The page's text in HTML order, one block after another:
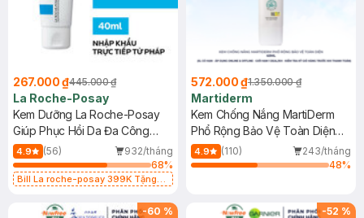
267.000 ₫445.000 ₫
La Roche-Posay
Kem Dưỡng La Roche-Posay
Giúp Phục Hồi Da Đa Công
Dụng 40ml
4.9 (56)
932/tháng
68%
Bill La roche-posay 399K Tặng
(SL có hạn)
572.000 ₫1.350.000 ₫
Martiderm
Kem Chống Nắng MartiDerm
Phổ Rộng Bảo Vệ Toàn Diện
40ml
4.9 (110)
243/tháng
48%
-60 % -52 %